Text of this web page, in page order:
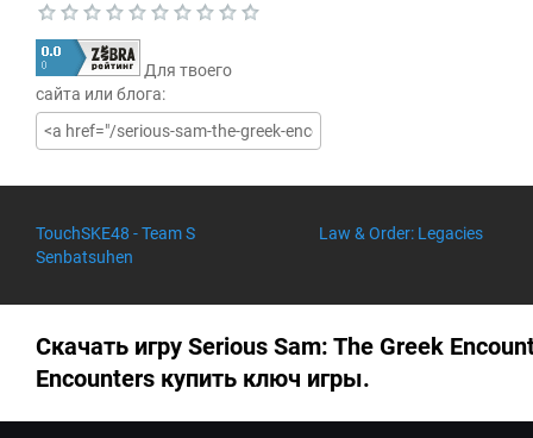
е
к
у
щ
а
я
ц
н
к
а
Для твоего
сайта или блога:
TouchSKE48 - Team S
Senbatsuhen
Law & Order: Legacies
Скачать игру Serious Sam: The Greek
Encounters купить ключ игры.